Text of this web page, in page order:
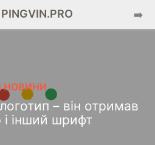
PINGVIN.PRO ➡️
НОВИНИ
– він отримав
і інший шрифт